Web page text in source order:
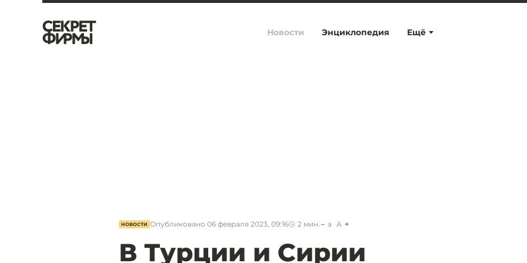
Ещё
Новости Энциклопедия
НОВОСТИ Опубликовано 06 февраля 2023, 09:16 2 мин. a A
В Турции и Сирии